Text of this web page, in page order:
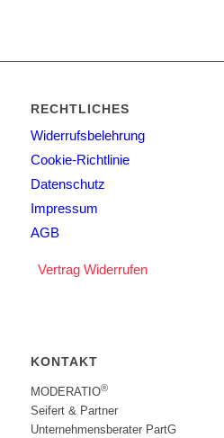
RECHTLICHES
Widerrufsbelehrung
Cookie-Richtlinie
Datenschutz
Impressum
AGB
Vertrag Widerrufen
KONTAKT
MODERATIO®
Seifert & Partner
Unternehmensberater PartG